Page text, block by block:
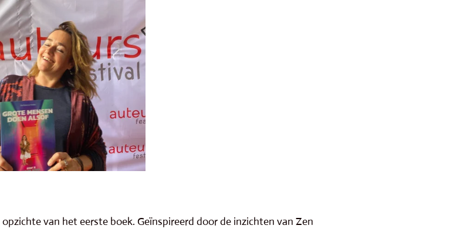
van het eerste boek. Geïnspireerd door de inzichten van Zen